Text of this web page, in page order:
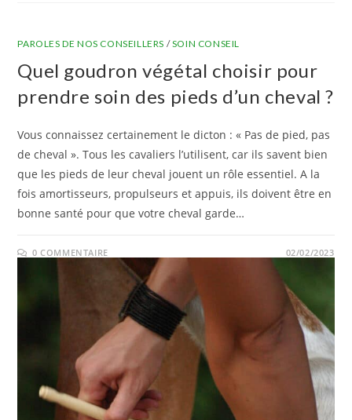
PAROLES DE NOS CONSEILLERS /SOIN CONSEIL
Quel goudron végétal choisir pour
prendre soin des pieds d’un cheval ?
Vous connaissez certainement le dicton : « Pas de pied, pas
de cheval ». Tous les cavaliers l’utilisent, car ils savent bien
que les pieds de leur cheval jouent un rôle essentiel. A la
fois amortisseurs, propulseurs et appuis, ils doivent être en
bonne santé pour que votre cheval garde…
0 COMMENTAIRE 02/02/2023